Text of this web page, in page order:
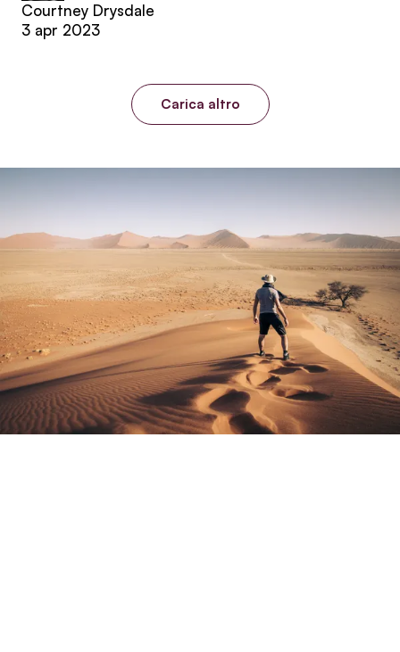
Courtney Drysdale
3 apr 2023
Carica altro